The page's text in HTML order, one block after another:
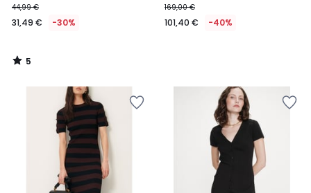
44,99 €
31,49 € -30%
5
/
169,00 €
101,40 € -40%